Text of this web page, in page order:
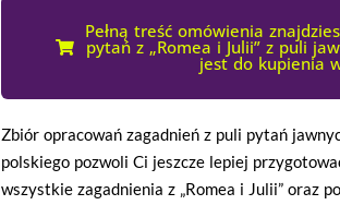
Pełną treść omówienia
pytań z „Romea i Julii” z puli
jest do kupienia
Zbiór opracowań zagadnień z puli pytań
polskiego pozwoli Ci jeszcze lepiej
wszystkie zagadnienia z „Romea i Julii” oraz